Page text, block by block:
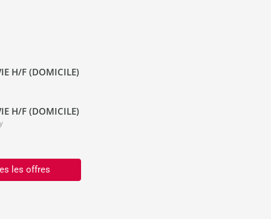
H/F (DOMICILE)
H/F (DOMICILE)
les offres